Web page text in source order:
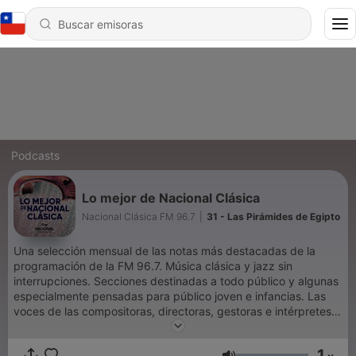
Podcasts
Lo mejor de Nacional Clásica
Nacional Clásica FM 96.7 31 - Las Pirámides de Egipto
Una selección mensual de las notas más destacadas de la
programación de la FM 96.7. Música clásica y jazz sin
interrupciones. Secciones destinadas a todo público y algunas
especialmente pensadas para público joven e infancias. Las
voces de las compositoras, directoras, gestoras e intérpretes
en espacios producidos con el objetivo de visibilizar a las